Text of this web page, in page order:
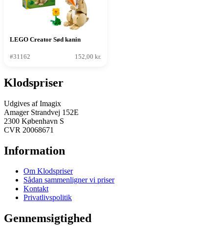
LEGO Creator Sød kanin
#31162 152,00 kr.
Klodspriser
Udgives af Imagix
Amager Strandvej 152E
2300 København S
CVR 20068671
Information
Om Klodspriser
Sådan sammenligner vi priser
Kontakt
Privatlivspolitik
Gennemsigtighed